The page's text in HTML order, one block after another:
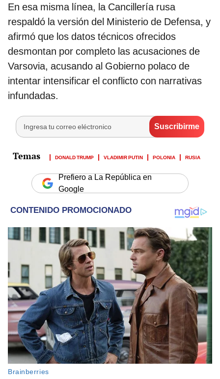
En esa misma línea, la Cancillería rusa
respaldó la versión del Ministerio de Defensa, y
afirmó que los datos técnicos ofrecidos
desmontan por completo las acusaciones de
Varsovia, acusando al Gobierno polaco de
intentar intensificar el conflicto con narrativas
infundadas.
DONALD TRUMP VLADIMIR PUTIN POLONIA RUSIA
Prefiero a La República en
Google